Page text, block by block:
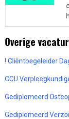
Overige
! Cliëntbegeleider
CCU
Gediplomeerd
Gediplomeerd